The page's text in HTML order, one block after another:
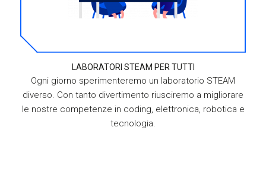
LABORATORI STEAM PER TUTTI
Ogni giorno sperimenteremo un laboratorio STEAM
diverso. Con tanto divertimento riusciremo a migliorare
le nostre competenze in coding, elettronica, robotica e
tecnologia.